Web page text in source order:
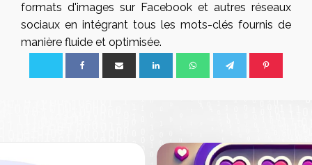
formats d'images sur Facebook et autres réseaux
sociaux en intégrant tous les mots-clés fournis de
manière fluide et optimisée.